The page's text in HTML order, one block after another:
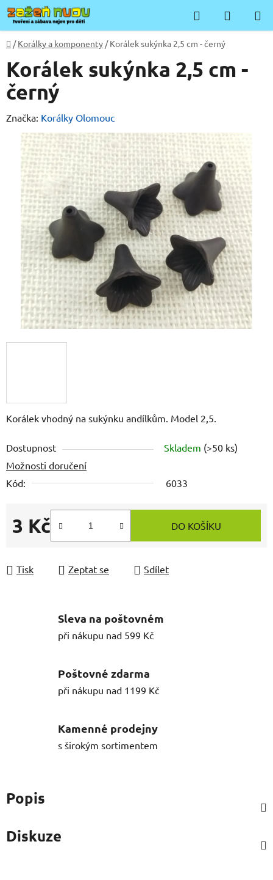
Přejít
na
obsah
Hledat
KOŠÍK
Domů
/ Korálky a komponenty / Korálek sukýnka 2,5 cm - černý
Korálek vhodný na sukýnku andílkům. Model 2,5.
Dostupnost Skladem (>50 ks)
Možnosti doručení
Kód:
6033
3 Kč
Měrná cena:
DO KOŠÍKU
Tisk Zeptat se Sdílet
Korálek sukýnka 2,5 cm -
černý
Značka: Korálky Olomouc
Sleva na poštovném
při nákupu nad 599 Kč
Poštovné zdarma
při nákupu nad 1199 Kč
Kamenné prodejny
s širokým sortimentem
Popis
Diskuze